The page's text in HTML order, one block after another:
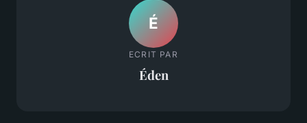
É
ECRIT PAR
Éden